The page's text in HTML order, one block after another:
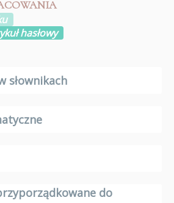
hasłowy
słownikach
do